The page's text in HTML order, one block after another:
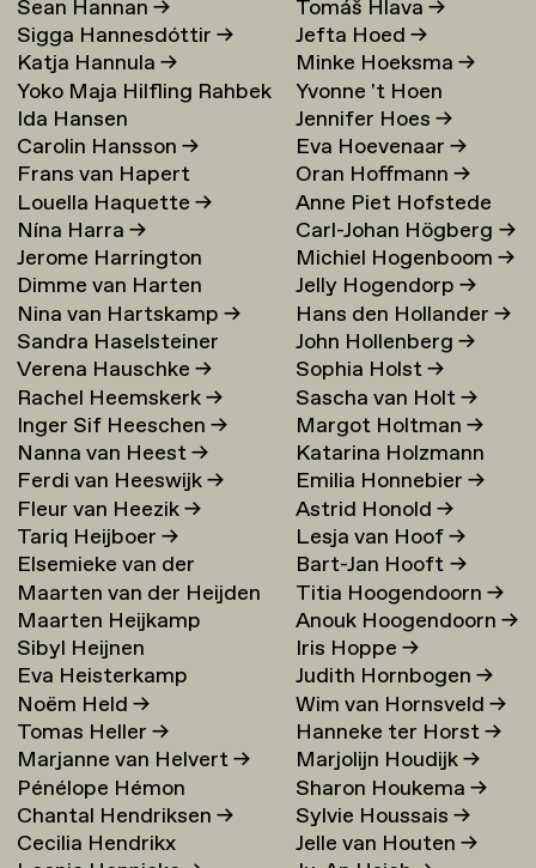
Sean Hannan→
Sigga Hannesdóttir→
Katja Hannula→
Yoko Maja Hilfling Rahbek
Hansen→
Ida Hansen
Carolin Hansson→
Frans van Hapert
Louella Haquette→
Nína Harra→
Jerome Harrington
Dimme van Harten
Nina van Hartskamp→
Sandra Haselsteiner
Verena Hauschke→
Rachel Heemskerk→
Inger Sif Heeschen→
Nanna van Heest→
Ferdi van Heeswijk→
Fleur van Heezik→
Tariq Heijboer→
Elsemieke van der
Heijden→
Maarten van der Heijden
→
Maarten Heijkamp
Sibyl Heijnen
Eva Heisterkamp
Noëm Held→
Tomas Heller→
Marjanne van Helvert→
Pénélope Hémon
Chantal Hendriksen→
Cecilia Hendrikx
Tomáš Hlava→
Jefta Hoed→
Minke Hoeksma→
Yvonne 't Hoen
Jennifer Hoes→
Eva Hoevenaar→
Oran Hoffmann→
Anne Piet Hofstede
Carl-Johan Högberg→
Michiel Hogenboom→
Jelly Hogendorp→
Hans den Hollander→
John Hollenberg→
Sophia Holst→
Sascha van Holt→
Margot Holtman→
Katarina Holzmann
Ekholm→
Emilia Honnebier→
Astrid Honold→
Lesja van Hoof→
Bart-Jan Hooft→
Titia Hoogendoorn→
Anouk Hoogendoorn→
Iris Hoppe→
Judith Hornbogen→
Wim van Hornsveld→
Hanneke ter Horst→
Marjolijn Houdijk→
Sharon Houkema→
Sylvie Houssais→
Jelle van Houten→